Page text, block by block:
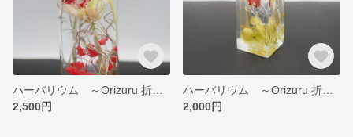
2,500円
2,000円